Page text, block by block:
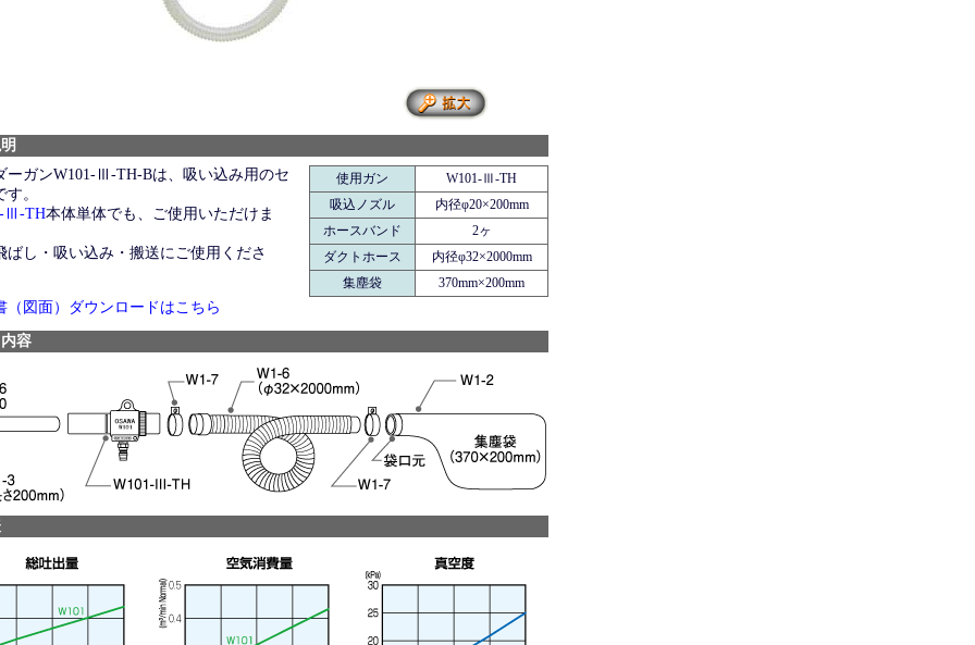
ーガンW101-Ⅲ-TH-Bは、吸い込み用のセ
。
Ⅲ-TH本体単体でも、ご使用いただけま
ばし・吸い込み・搬送にご使用くださ
（図面）ダウンロードはこちら
使用ガン
W101-Ⅲ-TH
吸込ノズル
内径φ20×200mm
ホースバンド
2ヶ
ダクトホース
内径φ32×2000mm
集塵袋
370mm×200mm
容